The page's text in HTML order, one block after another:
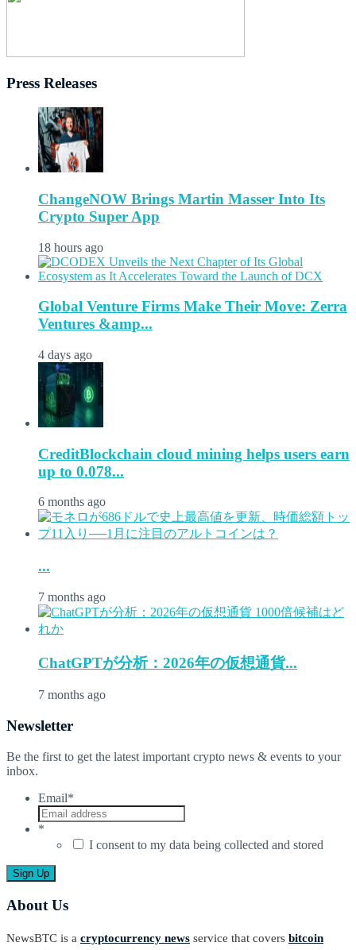
Press Releases
ChangeNOW Brings Martin Masser Into Its
Crypto Super App
18 hours ago
Global Venture Firms Make Their Move: Zerra
Ventures &amp...
4 days ago
CreditBlockchain cloud mining helps users earn
up to 0.078...
6 months ago
...
7 months ago
ChatGPTが分析：2026年の仮想通貨...
7 months ago
Newsletter
Be the first to get the latest important crypto news & events to your
inbox.
Email*
*
I consent to my data being collected and stored
About Us
NewsBTC is a cryptocurrency news service that covers bitcoin